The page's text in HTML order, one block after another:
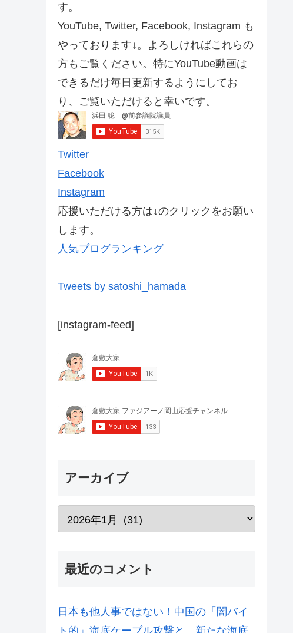
す。
YouTube, Twitter, Facebook, Instagram も
やっております↓。よろしければこれらの
方もご覧ください。特にYouTube動画は
できるだけ毎日更新するようにしてお
り、ご覧いただけると幸いです。
Twitter
Facebook
Instagram
応援いただける方は↓のクリックをお願い
します。
人気ブログランキング
Tweets by satoshi_hamada
[instagram-feed]
アーカイブ
最近のコメント
日本も他人事ではない！中国の「闇バイ